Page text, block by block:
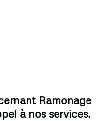
Ramonage
à nos services.